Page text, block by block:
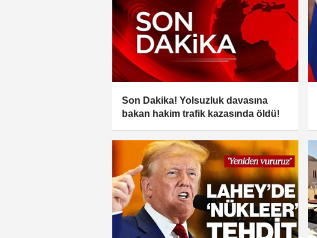
Son Dakika! Yolsuzluk davasına
bakan hakim trafik kazasında öldü!